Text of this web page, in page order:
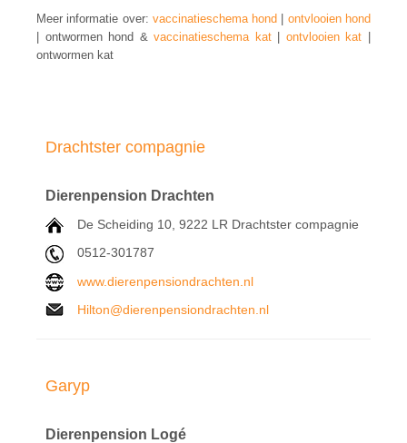
Meer informatie over: vaccinatieschema hond
ontvlooien hond
| ontwormen hond &vaccinatieschema kat| ontvlooien kat
ontwormen kat
Drachtster compagnie
Dierenpension Drachten
De Scheiding 10, 9222 LR Drachtster compagnie
0512-301787
www.dierenpensiondrachten.nl
Hilton@dierenpensiondrachten.nl
Garyp
Dierenpension Logé